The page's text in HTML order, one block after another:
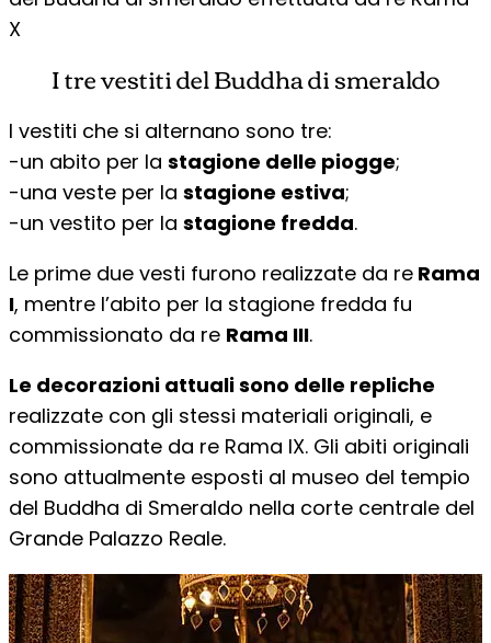
X
I tre vestiti del Buddha di smeraldo
I vestiti che si alternano sono tre:
-un abito per la stagione delle piogge;
-una veste per la stagione estiva;
-un vestito per la stagione fredda.
Le prime due vesti furono realizzate da re Rama
I, mentre l’abito per la stagione fredda fu
commissionato da re Rama III.
Le decorazioni attuali sono delle repliche
realizzate con gli stessi materiali originali, e
commissionate da re Rama IX. Gli abiti originali
sono attualmente esposti al museo del tempio
del Buddha di Smeraldo nella corte centrale del
Grande Palazzo Reale.